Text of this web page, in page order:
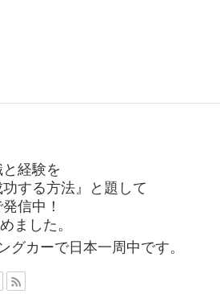
経験を
功する方法』と題して
信中！
ました。
グカーで日本一周中です。